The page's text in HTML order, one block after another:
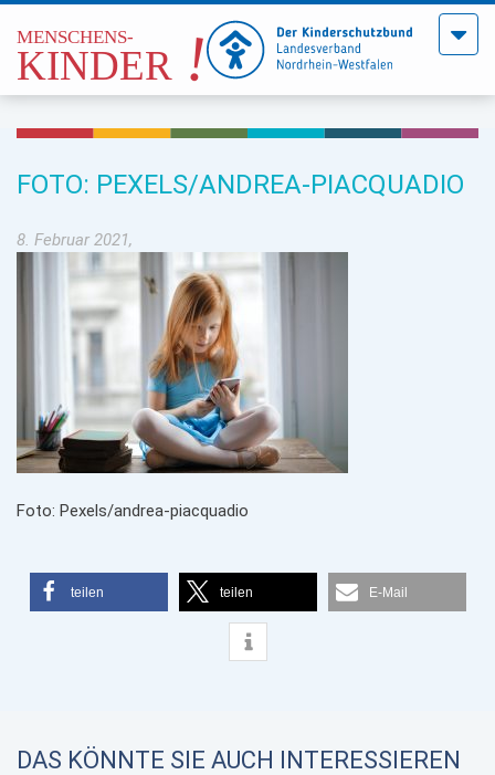
Menü
FOTO: PEXELS/ANDREA-PIACQUADIO
8. Februar 2021,
Foto: Pexels/andrea-piacquadio
teilen teilen E-Mail
DAS KÖNNTE SIE AUCH INTERESSIEREN